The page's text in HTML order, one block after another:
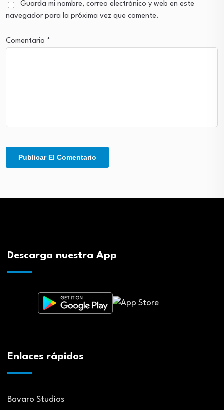
Guarda mi nombre, correo electrónico y web en este
navegador para la próxima vez que comente.
Comentario *
Descarga nuestra App
Enlaces rápidos
Bavaro Studios